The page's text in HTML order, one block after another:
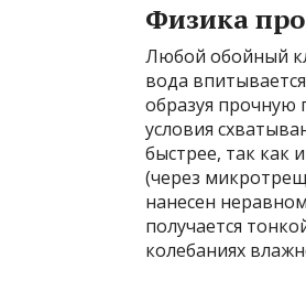
Физика
Любой обойный
вода
образуя прочную
условия
быстрее, так как
(через
нанесен
получается
колебаниях